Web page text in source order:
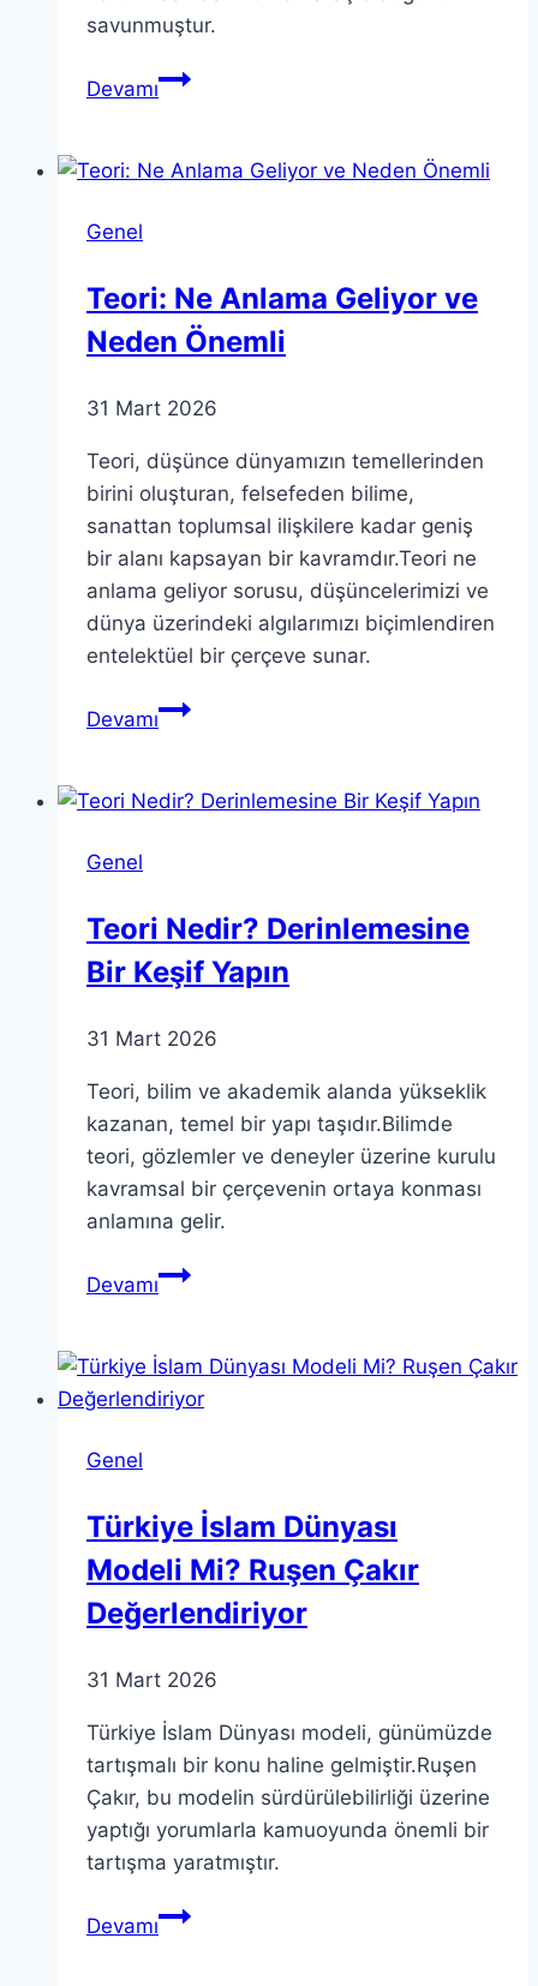
savunmuştur.
DevamıTeori
Yargı
Genel
Teori: Ne Anlama Geliyor ve
Neden Önemli
31 Mart 2026
Teori, düşünce dünyamızın temellerinden
birini oluşturan, felsefeden bilime,
sanattan toplumsal ilişkilere kadar geniş
bir alanı kapsayan bir kavramdır.Teori ne
anlama geliyor sorusu, düşüncelerimizi ve
dünya üzerindeki algılarımızı biçimlendiren
entelektüel bir çerçeve sunar.
DevamıTeori:
Geliyor
Genel
Teori Nedir? Derinlemesine
Bir Keşif Yapın
31 Mart 2026
Teori, bilim ve akademik alanda yükseklik
kazanan, temel bir yapı taşıdır.Bilimde
teori, gözlemler ve deneyler üzerine kurulu
kavramsal bir çerçevenin ortaya konması
anlamına gelir.
DevamıTeori
Bir
Keşif
Genel
Türkiye İslam Dünyası
Modeli Mi? Ruşen Çakır
Değerlendiriyor
31 Mart 2026
Türkiye İslam Dünyası modeli, günümüzde
tartışmalı bir konu haline gelmiştir.Ruşen
Çakır, bu modelin sürdürülebilirliği üzerine
yaptığı yorumlarla kamuoyunda önemli bir
tartışma yaratmıştır.
DevamıTürkiye